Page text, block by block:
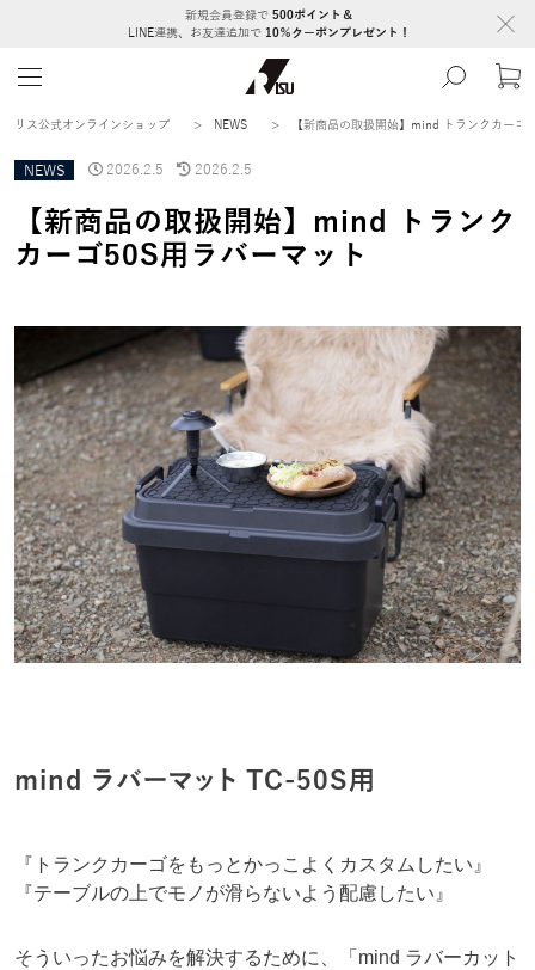
新規会員登録で 500ポイント＆
LINE連携、お友達追加で 10％クーポンプレゼント！
リス公式オンラインショップ > NEWS > 【新商品の取扱開始】mind トランクカーゴ
NEWS 2026.2.5 2026.2.5
【新商品の取扱開始】mind トランク
カーゴ50S用ラバーマット
mind ラバーマット TC-50S用
『トランクカーゴをもっとかっこよくカスタムしたい』
『テーブルの上でモノが滑らないよう配慮したい』
そういったお悩みを解決するために、「mind ラバーカット